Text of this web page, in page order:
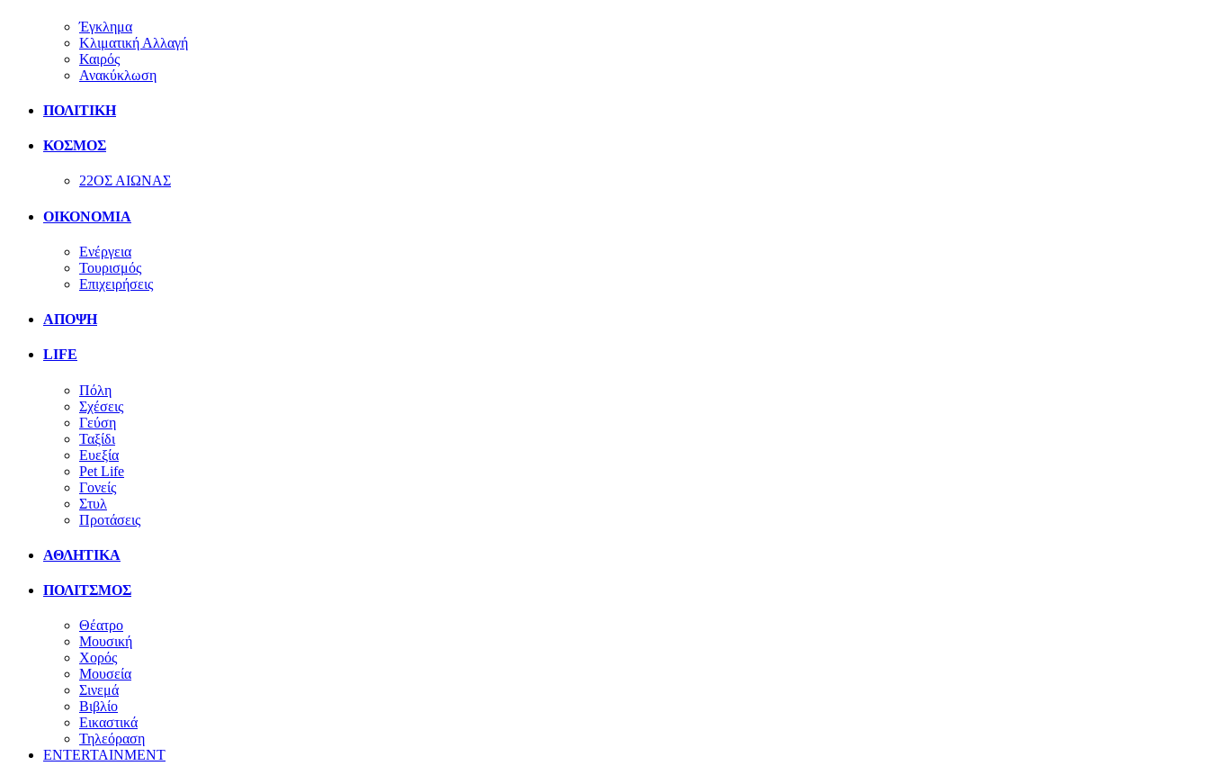
Έγκλημα
Κλιματική Αλλαγή
Καιρός
Ανακύκλωση
ΠΟΛΙΤΙΚΗ
ΚΟΣΜΟΣ
22ΟΣ ΑΙΩΝΑΣ
ΟΙΚΟΝΟΜΙΑ
Ενέργεια
Τουρισμός
Επιχειρήσεις
ΑΠΟΨΗ
LIFE
Πόλη
Σχέσεις
Γεύση
Ταξίδι
Ευεξία
Pet Life
Γονείς
Στυλ
Προτάσεις
ΑΘΛΗΤΙΚΑ
ΠΟΛΙΤΣΜΟΣ
Θέατρο
Μουσική
Χορός
Μουσεία
Σινεμά
Βιβλίο
Εικαστικά
Τηλεόραση
ENTERTAINMENT